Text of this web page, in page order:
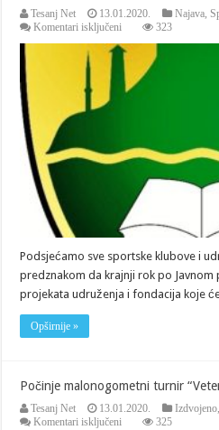
Tesanj Net 13.01.2020. Najava,
Komentari isključeni
za
dostavljanje
prijava:
srijeda,
Javni
poziv
kandidovanje
projekata
udruženja
i
koje
će
finansirati
Općina
323
Podsjećamo sve sportske klubove i
predznakom da krajnji rok po Javnom
projekata udruženja i fondacija koje
Opširnije »
Počinje malonogometni turnir
Tesanj Net 13.01.2020. Izdvojeno
Komentari isključeni
325